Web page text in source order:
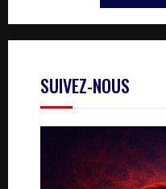
SUIVEZ-NOUS